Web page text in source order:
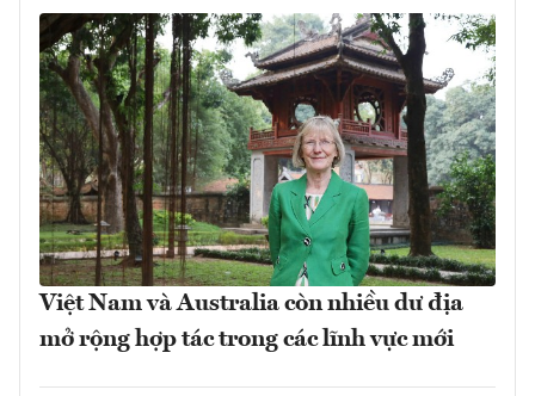
Việt Nam và Australia còn nhiều dư địa
mở rộng hợp tác trong các lĩnh vực mới